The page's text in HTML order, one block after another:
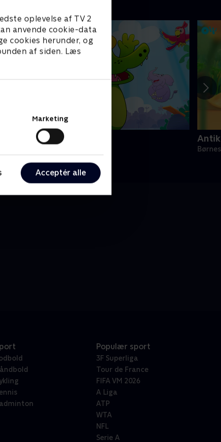
oplevelse af TV 2
anvende cookie-data
cookies herunder, og
af siden. Læs
Marketing
Acceptér alle
Arne Alligator
Populær sport
3F Superliga
Tour de France
FIFA VM 2026
A Liga
ATP
WTA
NFL
Serie A